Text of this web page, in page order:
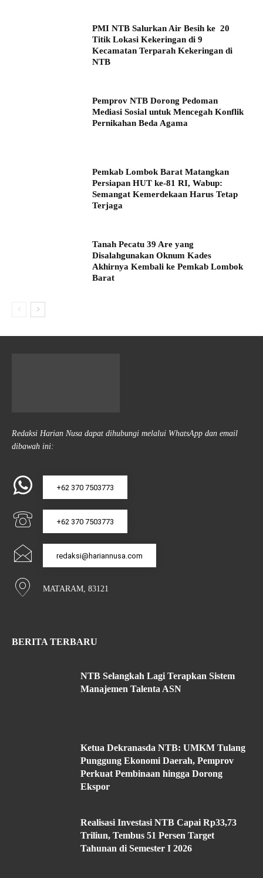
PMI NTB Salurkan Air Besih ke 20
Titik Lokasi Kekeringan di 9
Kecamatan Terparah Kekeringan di
NTB
Pemprov NTB Dorong Pedoman
Mediasi Sosial untuk Mencegah Konflik
Pernikahan Beda Agama
Pemkab Lombok Barat Matangkan
Persiapan HUT ke-81 RI, Wabup:
Semangat Kemerdekaan Harus Tetap
Terjaga
Tanah Pecatu 39 Are yang
Disalahgunakan Oknum Kades
Akhirnya Kembali ke Pemkab Lombok
Barat
Redaksi Harian Nusa dapat dihubungi melalui WhatsApp dan email
dibawah ini:
+62 370 7503773
+62 370 7503773
redaksi@hariannusa.com
MATARAM, 83121
BERITA TERBARU
NTB Selangkah Lagi Terapkan Sistem
Manajemen Talenta ASN
Ketua Dekranasda NTB: UMKM Tulang
Punggung Ekonomi Daerah, Pemprov
Perkuat Pembinaan hingga Dorong
Ekspor
Realisasi Investasi NTB Capai Rp33,73
Triliun, Tembus 51 Persen Target
Tahunan di Semester I 2026